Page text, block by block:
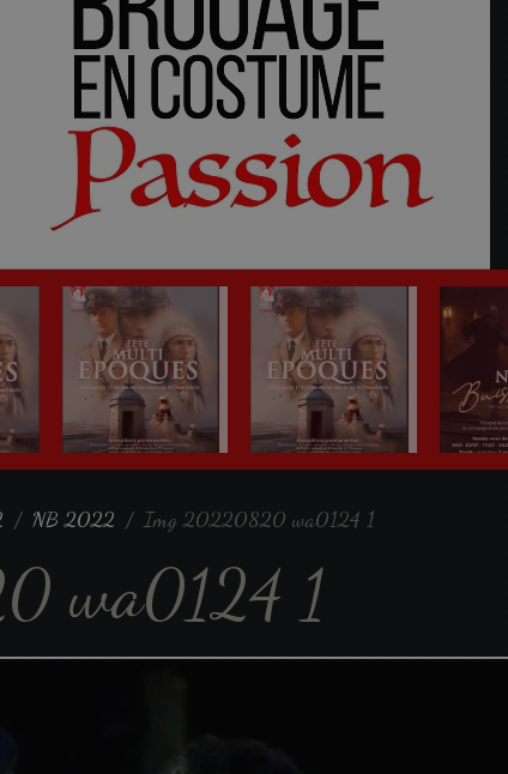
NB 2022 Img 20220820 wa0124 1
wa0124 1